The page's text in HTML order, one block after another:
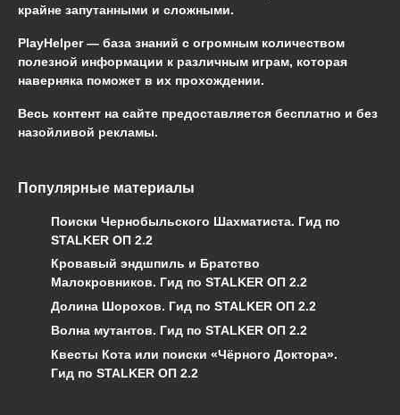
крайне запутанными и сложными.
PlayHelper — база знаний с огромным количеством
полезной информации к различным играм, которая
наверняка поможет в их прохождении.
Весь контент на сайте предоставляется бесплатно и без
назойливой рекламы.
Популярные материалы
Поиски Чернобыльского Шахматиста. Гид по
STALKER ОП 2.2
Кровавый эндшпиль и Братство
Малокровников. Гид по STALKER ОП 2.2
Долина Шорохов. Гид по STALKER ОП 2.2
Волна мутантов. Гид по STALKER ОП 2.2
Квесты Кота или поиски «Чёрного Доктора».
Гид по STALKER ОП 2.2